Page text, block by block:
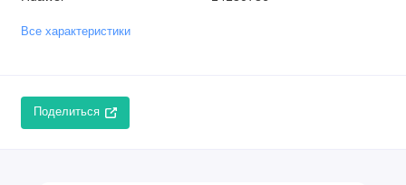
Все характеристики
Поделиться